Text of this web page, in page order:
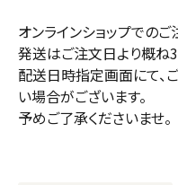
オンラインショップでのご
発送はご注文日より概ね
配送日時指定画面にて、
い場合がございます。
予めご了承くださいませ。